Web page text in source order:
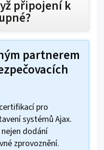
připojení k
partnerem
pro
systémů Ajax.
dodání
zprovoznění.